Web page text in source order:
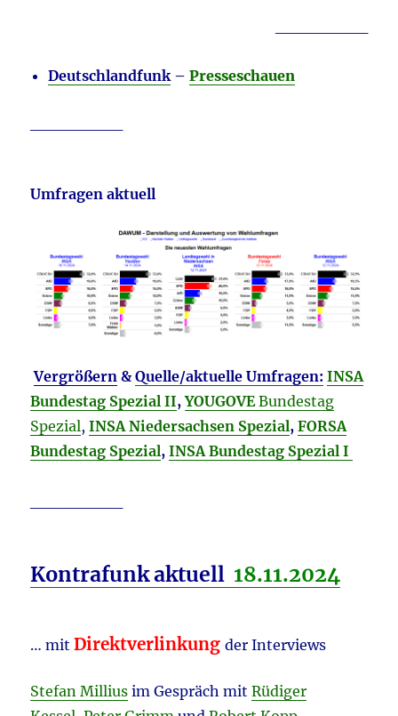
Deutschlandfunk–Presseschauen
Umfragen aktuell
Vergrößern &Quelle/aktuelle Umfragen: INSA
Bundestag Spezial II,YOUGOVEBundestag
Spezial,INSANiedersachsen Spezial,FORSA
Bundestag Spezial, INSA Bundestag Spezial I
Kontrafunk aktuell 18.11.2024
… mit Direktverlinkung der Interviews
Stefan Millius im Gespräch mitRüdiger